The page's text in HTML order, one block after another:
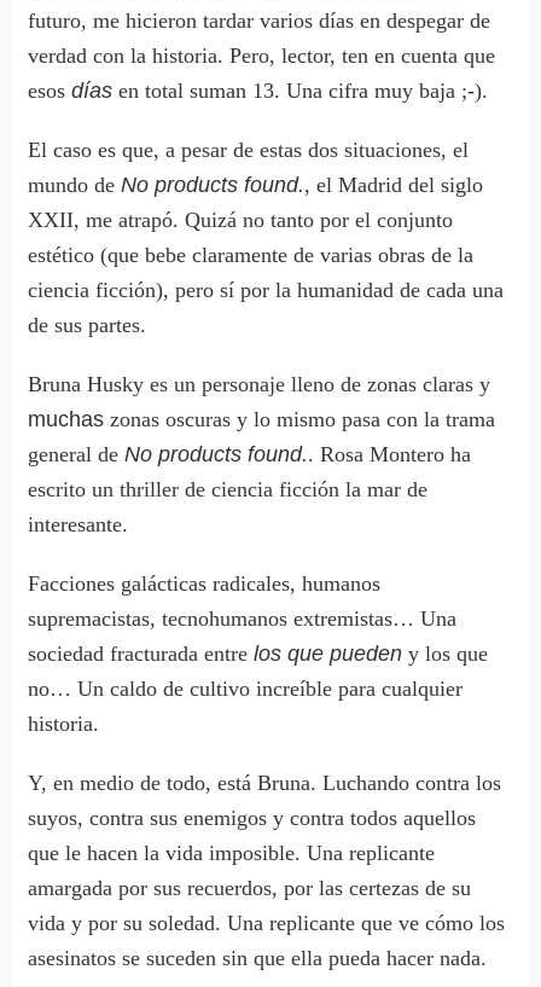
futuro, me hicieron tardar varios días en despegar de
verdad con la historia. Pero, lector, ten en cuenta que
esosdías en total suman 13. Una cifra muy baja ;-).
El caso es que, a pesar de estas dos situaciones, el
mundo deNo products found., el Madrid del siglo
XXII, me atrapó. Quizá no tanto por el conjunto
estético (que bebe claramente de varias obras de la
ciencia ficción), pero sí por la humanidad de cada una
de sus partes.
Bruna Husky es un personaje lleno de zonas claras y
muchas zonas oscuras y lo mismo pasa con la trama
general deNo products found.. Rosa Montero ha
escrito un thriller de ciencia ficción la mar de
interesante.
Facciones galácticas radicales, humanos
supremacistas, tecnohumanos extremistas… Una
sociedad fracturada entrelos que pueden y los que
no… Un caldo de cultivo increíble para cualquier
historia.
Y, en medio de todo, está Bruna. Luchando contra los
suyos, contra sus enemigos y contra todos aquellos
que le hacen la vida imposible. Una replicante
amargada por sus recuerdos, por las certezas de su
vida y por su soledad. Una replicante que ve cómo los
asesinatos se suceden sin que ella pueda hacer nada.